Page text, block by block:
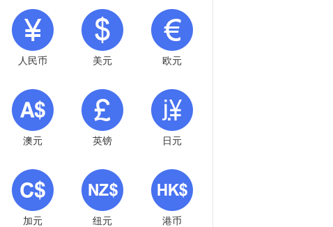
人民币 美元 欧元
澳元 英镑 日元
加元 纽元 港币